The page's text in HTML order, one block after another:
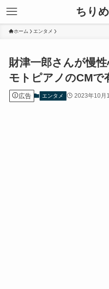
ちり
ホーム エンタメ
財津一郎さんが慢
モトピアノのCMで
広告 エンタメ 2023年10月